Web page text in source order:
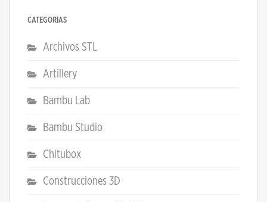
CATEGORÍAS
Archivos STL
Artillery
Bambu Lab
Bambu Studio
Chitubox
Construcciones 3D